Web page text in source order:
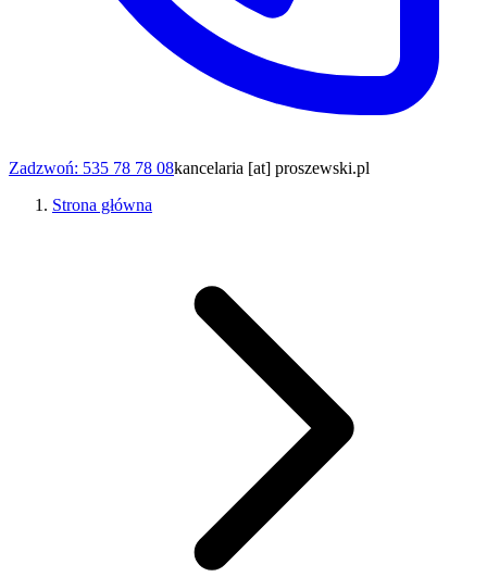
Zadzwoń: 535 78 78 08kancelaria [at] proszewski.pl
Strona główna